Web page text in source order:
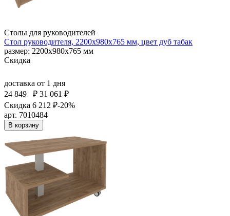
Столы для руководителей
Стол руководителя, 2200х980х765 мм, цвет дуб табак
размер: 2200х980х765 мм
Скидка
доставка от 1 дня
24 849
₽ 31 061 ₽
Скидка 6 212 ₽-20%
арт. 7010484
В корзину